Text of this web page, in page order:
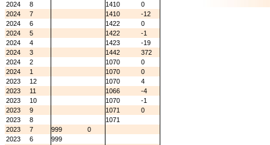
2024
8 1410
0
2024
7 1410
-12
2024
6 1422
0
2024
5 1422
-1
2024
4 1423
-19
2024
3 1442
372
2024
2 1070
0
2024
1 1070
0
2023
12 1070
4
2023
11 1066
-4
2023
10 1070
-1
2023
9 1071
0
2023
8
1071
2023
7 999
0
2023
6 999